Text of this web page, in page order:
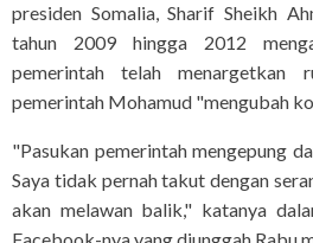
presiden Somalia, Sharif Sheikh
tahun 2009 hingga 2012
pemerintah telah menargetkan
pemerintah Mohamud "mengubah
"Pasukan pemerintah mengepung
Saya tidak pernah takut dengan
akan melawan balik," katanya